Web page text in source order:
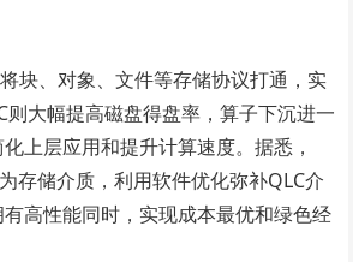
块、对象、文件等存储协议打通，实
则大幅提高磁盘得盘率，算子下沉进一
上层应用和提升计算速度。据悉，
存储介质，利用软件优化弥补QLC介
高性能同时，实现成本最优和绿色经